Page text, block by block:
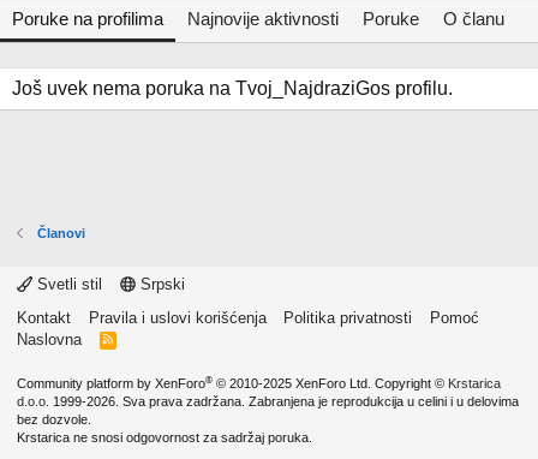
Poruke na profilima Najnovije aktivnosti Poruke O članu
Još uvek nema poruka na Tvoj_NajdraziGos profilu.
Članovi
Svetli stil
Srpski
Kontakt
Pravila i uslovi korišćenja Politika privatnosti
Pomoć
Naslovna
R
Community platform by XenForo® © 2010-2025 XenForo Ltd. Copyright © Krstarica
d.o.o. 1999-2026. Sva prava zadržana. Zabranjena je reprodukcija u celini i u delovima
bez dozvole.
Krstarica ne snosi odgovornost za sadržaj poruka.